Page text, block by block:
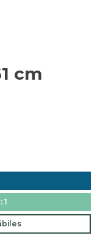
cm
1